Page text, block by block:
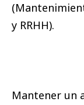
y RRHH).
Mantener un